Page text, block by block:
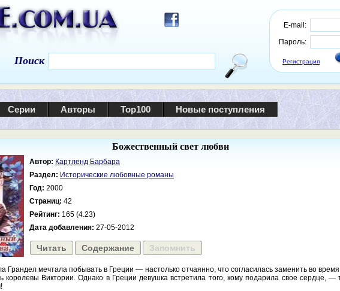
E-mail:
Пароль:
Регистрация
Поиск
Серии Авторы Top100 Новые поступления
Божественный свет любви
Автор: Картленд Барбара
Раздел: Исторические любовные романы
Год: 2000
Страниц: 42
Рейтинг: 165 (4.23)
Дата добавления: 27-05-2012
Читать Содержание Запомнить
Грандел мечтала побывать в Греции — настолько отчаянно, что согласилась заменить во
королевы Виктории. Однако в Греции девушка встретила того, кому подарила свое сердце, —